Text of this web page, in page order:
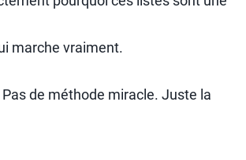
marche vraiment.
de méthode miracle. Juste la